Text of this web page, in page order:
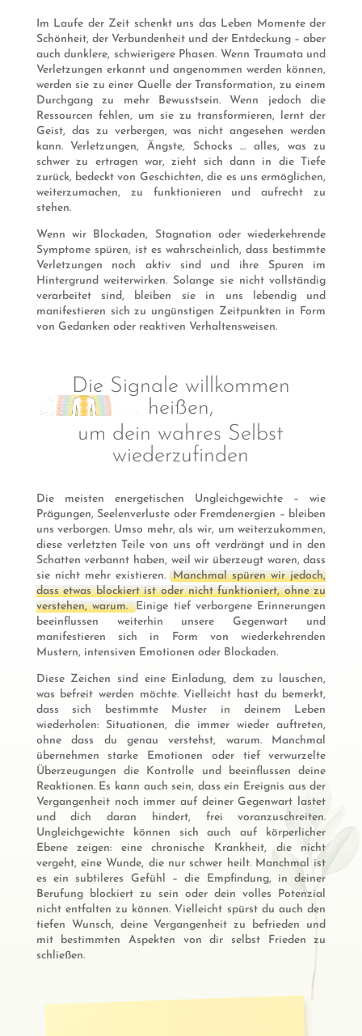
Im Laufe der Zeit schenkt uns das Leben Momente der
Schönheit, der Verbundenheit und der Entdeckung – aber
auch dunklere, schwierigere Phasen. Wenn Traumata und
Verletzungen erkannt und angenommen werden können,
werden sie zu einer Quelle der Transformation, zu einem
Durchgang zu mehr Bewusstsein. Wenn jedoch die
Ressourcen fehlen, um sie zu transformieren, lernt der
Geist, das zu verbergen, was nicht angesehen werden
kann. Verletzungen, Ängste, Schocks … alles, was zu
schwer zu ertragen war, zieht sich dann in die Tiefe
zurück, bedeckt von Geschichten, die es uns ermöglichen,
weiterzumachen, zu funktionieren und aufrecht zu
stehen.
Wenn wir Blockaden, Stagnation oder wiederkehrende
Symptome spüren, ist es wahrscheinlich, dass bestimmte
Verletzungen noch aktiv sind und ihre Spuren im
Hintergrund weiterwirken. Solange sie nicht vollständig
verarbeitet sind, bleiben sie in uns lebendig und
manifestieren sich zu ungünstigen Zeitpunkten in Form
von Gedanken oder reaktiven Verhaltensweisen.
Die Signale willkommen
heißen,
um dein wahres Selbst
wiederzufinden
Die meisten energetischen Ungleichgewichte – wie
Prägungen, Seelenverluste oder Fremdenergien – bleiben
uns verborgen. Umso mehr, als wir, um weiterzukommen,
diese verletzten Teile von uns oft verdrängt und in den
Schatten verbannt haben, weil wir überzeugt waren, dass
sie nicht mehr existieren. Manchmal spüren wir jedoch,
dass etwas blockiert ist oder nicht funktioniert, ohne zu
verstehen, warum. Einige tief verborgene Erinnerungen
beeinflussen weiterhin unsere Gegenwart und
manifestieren sich in Form von wiederkehrenden
Mustern, intensiven Emotionen oder Blockaden.
Diese Zeichen sind eine Einladung, dem zu lauschen,
was befreit werden möchte. Vielleicht hast du bemerkt,
dass sich bestimmte Muster in deinem Leben
wiederholen: Situationen, die immer wieder auftreten,
ohne dass du genau verstehst, warum. Manchmal
übernehmen starke Emotionen oder tief verwurzelte
Überzeugungen die Kontrolle und beeinflussen deine
Reaktionen. Es kann auch sein, dass ein Ereignis aus der
Vergangenheit noch immer auf deiner Gegenwart lastet
und dich daran hindert, frei voranzuschreiten.
Ungleichgewichte können sich auch auf körperlicher
Ebene zeigen: eine chronische Krankheit, die nicht
vergeht, eine Wunde, die nur schwer heilt. Manchmal ist
es ein subtileres Gefühl – die Empfindung, in deiner
Berufung blockiert zu sein oder dein volles Potenzial
nicht entfalten zu können. Vielleicht spürst du auch den
tiefen Wunsch, deine Vergangenheit zu befrieden und
mit bestimmten Aspekten von dir selbst Frieden zu
schließen.